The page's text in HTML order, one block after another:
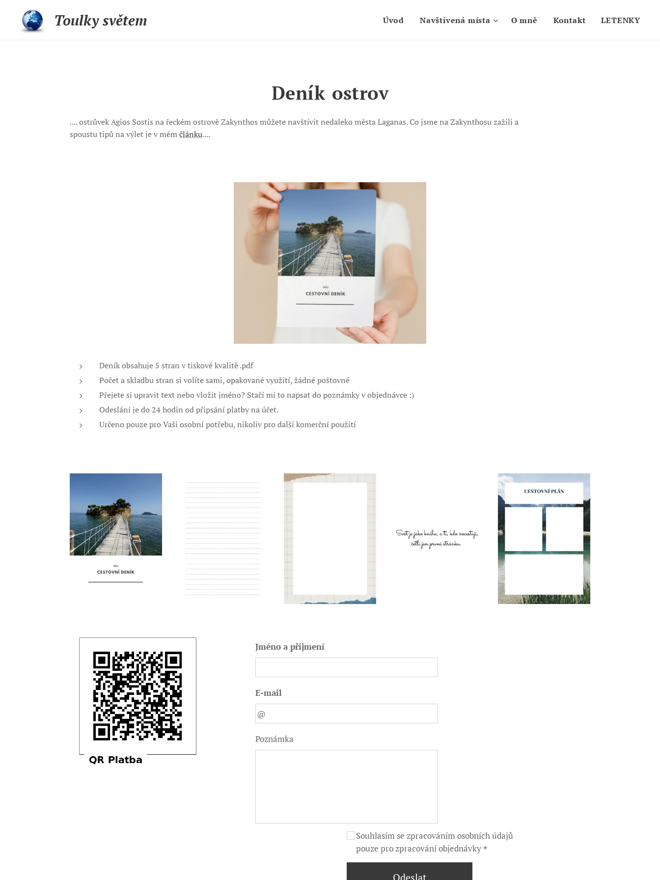
Toulky světem Úvod Navštívená místa O mně Kontakt LETENKY
Deník ostrov
.... ostrůvek Agios Sostis na řeckém ostrově Zakynthos můžete navštívit nedaleko města Laganas. Co jsme na Zakynthosu zažili a
spoustu tipů na výlet je v mémčlánku....
Deník obsahuje 5 stran v tiskové kvalitě .pdf
Počet a skladbu stran si volíte sami, opakované využití, žádné poštovné
Přejete si upravit text nebo vložit jméno? Stačí mi to napsat do poznámky v objednávce :)
Odeslání je do 24 hodin od připsání platby na účet.
Určeno pouze pro Vaši osobní potřebu, nikoliv pro další komerční použití
Jméno a příjmení
E-mail
Poznámka
Souhlasím se zpracováním osobních údajů
pouze pro zpracování objednávky
Odeslat